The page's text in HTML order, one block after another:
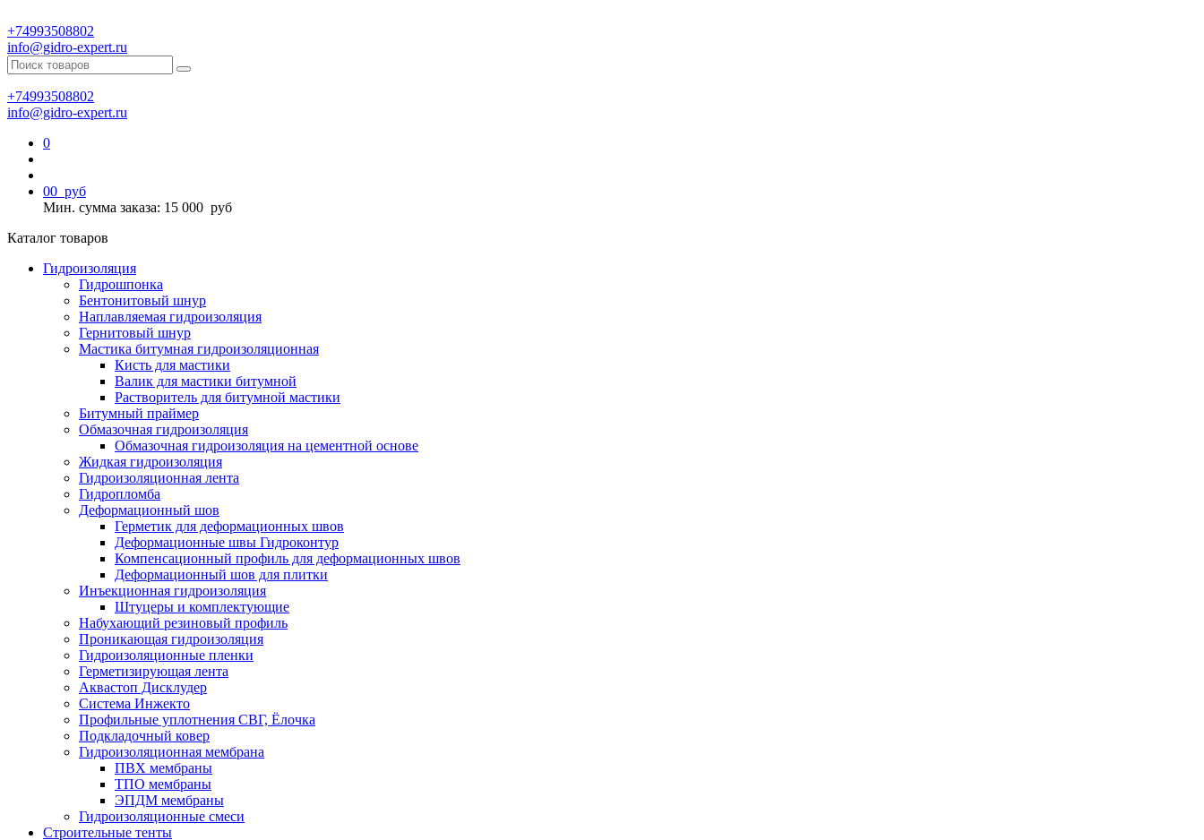
+74993508802
info@gidro-expert.ru
+74993508802
info@gidro-expert.ru
0
00 руб
Мин. сумма заказа: 15 000 руб
Каталог товаров
Гидроизоляция
Гидрошпонка
Бентонитовый шнур
Наплавляемая гидроизоляция
Гернитовый шнур
Мастика битумная гидроизоляционная
Кисть для мастики
Валик для мастики битумной
Растворитель для битумной мастики
Битумный праймер
Обмазочная гидроизоляция
Обмазочная гидроизоляция на цементной основе
Жидкая гидроизоляция
Гидроизоляционная лента
Гидропломба
Деформационный шов
Герметик для деформационных швов
Деформационные швы Гидроконтур
Компенсационный профиль для деформационных швов
Деформационный шов для плитки
Инъекционная гидроизоляция
Штуцеры и комплектующие
Набухающий резиновый профиль
Проникающая гидроизоляция
Гидроизоляционные пленки
Герметизирующая лента
Аквастоп Дисклудер
Система Инжекто
Профильные уплотнения СВГ, Ёлочка
Подкладочный ковер
Гидроизоляционная мембрана
ПВХ мембраны
ТПО мембраны
ЭПДМ мембраны
Гидроизоляционные смеси
Строительные тенты